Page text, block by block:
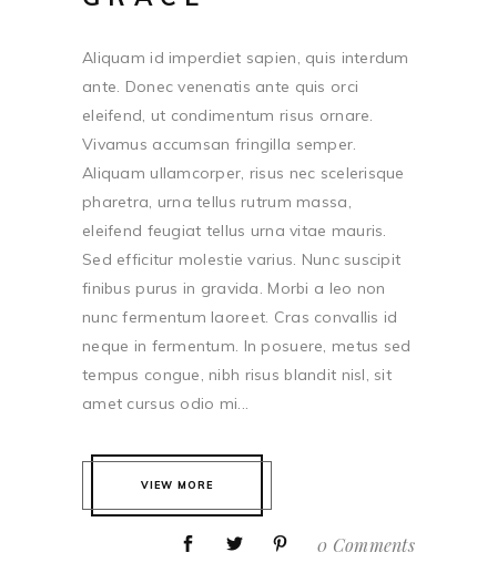
Aliquam id imperdiet sapien, quis interdum
ante. Donec venenatis ante quis orci
eleifend, ut condimentum risus ornare.
Vivamus accumsan fringilla semper.
Aliquam ullamcorper, risus nec scelerisque
pharetra, urna tellus rutrum massa,
eleifend feugiat tellus urna vitae mauris.
Sed efficitur molestie varius. Nunc suscipit
finibus purus in gravida. Morbi a leo non
nunc fermentum laoreet. Cras convallis id
neque in fermentum. In posuere, metus sed
tempus congue, nibh risus blandit nisl, sit
amet cursus odio mi...
VIEW MORE
0 Comments